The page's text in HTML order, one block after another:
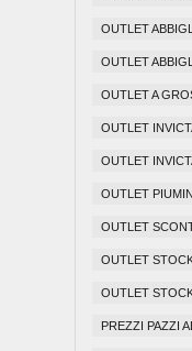
OUTLET
OUTLET
OUTLET A
OUTLET
OUTLET
OUTLET
OUTLET
OUTLET
OUTLET
PREZZI PAZZI